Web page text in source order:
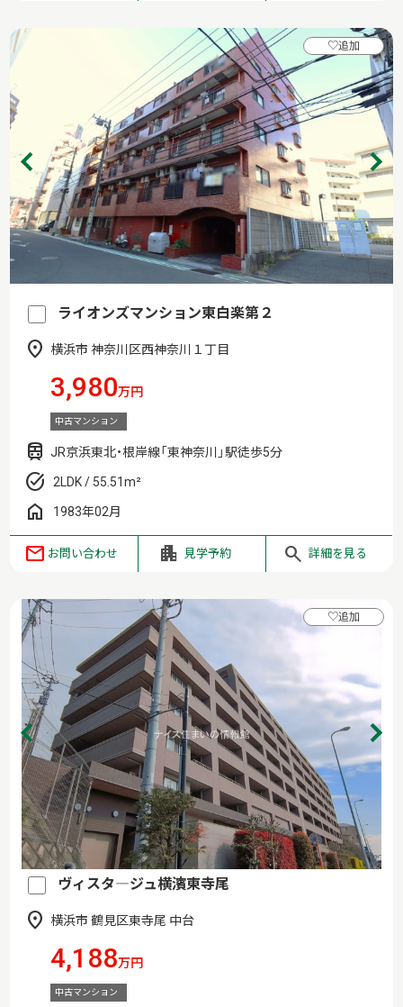
ライオンズマンション東白楽第２
横浜市 神奈川区西神奈川１丁目
3,980万円
中古マンション
JR京浜東北・根岸線「東神奈川」駅徒歩5分
2LDK / 55.51m²
1983年02月
♡追加
お問い合わせ 見学予約 詳細を見る
ヴィスタ―ジュ横濱東寺尾
横浜市 鶴見区東寺尾 中台
4,188万円
中古マンション
♡追加